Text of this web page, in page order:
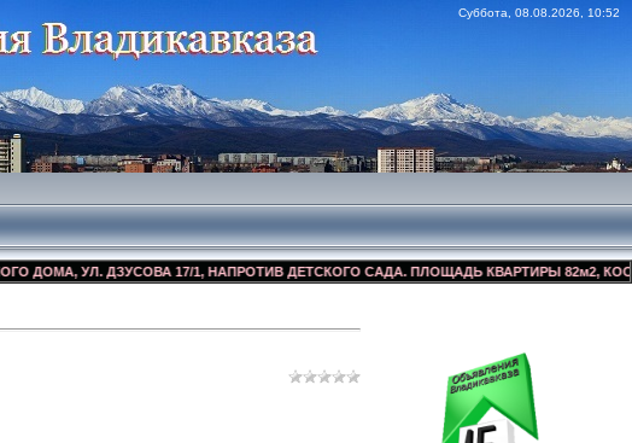
Суббота, 08.08.2026, 10:52
УЛ. ДЗУСОВА 17/1, НАПРОТИВ ДЕТСКОГО САДА. ПЛОЩАДЬ КВАРТИРЫ 82м2,